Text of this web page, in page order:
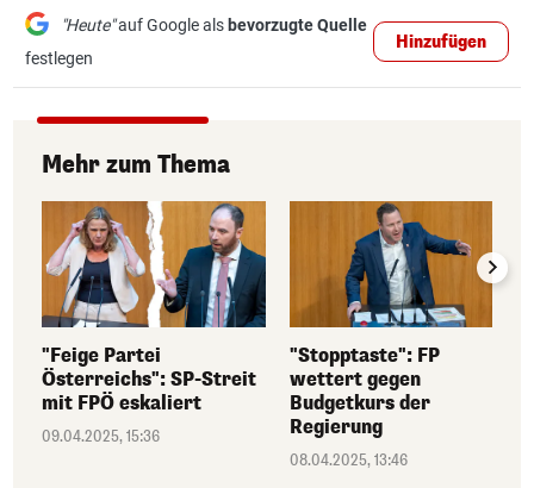
"Heute"auf Google als bevorzugte Quelle
festlegen
Hinzufügen
Mehr zum Thema
"Feige Partei
Österreichs": SP-Streit
mit FPÖ eskaliert
09.04.2025, 15:36
"Stopptaste": FP
wettert gegen
Budgetkurs der
Regierung
08.04.2025, 13:46